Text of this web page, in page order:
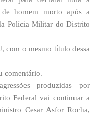
homem morto após a
Polícia Militar do Distrito
com o mesmo título dessa
comentário.
produzidas por
Federal vai continuar a
Cesar Asfor Rocha,